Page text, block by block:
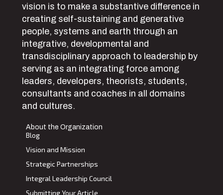
vision is to make a substantive difference in
creating self-sustaining and generative
people, systems and earth through an
integrative, developmental and
transdisciplinary approach to leadership by
serving as an integrating force among
leaders, developers, theorists, students,
consultants and coaches in all domains
and cultures.
About the Organization
Blog
Vision and Mission
Strategic Partnerships
Integral Leadership Council
Submitting Your Article